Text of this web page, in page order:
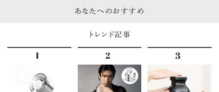
あなたへのおすすめ
トレンド記事